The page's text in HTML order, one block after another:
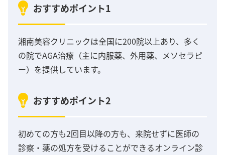
おすすめポイント1
湘南美容クリニックは全国に200院以上あり、多く
の院でAGA治療（主に内服薬、外用薬、メソセラピ
ー）を提供しています。
おすすめポイント2
初めての方も2回目以降の方も、来院せずに医師の
診察・薬の処方を受けることができるオンライン診